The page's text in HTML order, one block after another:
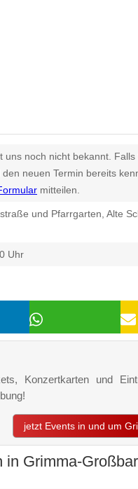
uns noch nicht bekannt.
neuen Termin bereits
mitteilen.
und Pfarrgarten, Alte
Uhr
Konzertkarten und
jetzt Events in und um
Grimma-